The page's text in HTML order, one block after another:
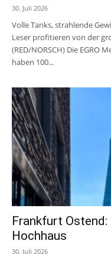
30. Juli 2026
Volle Tanks, strahlende
Leser profitieren von der
(RED/NORSCH) Die EGRO
haben 100...
Frankfurt
Hochhaus
30. Juli 2026